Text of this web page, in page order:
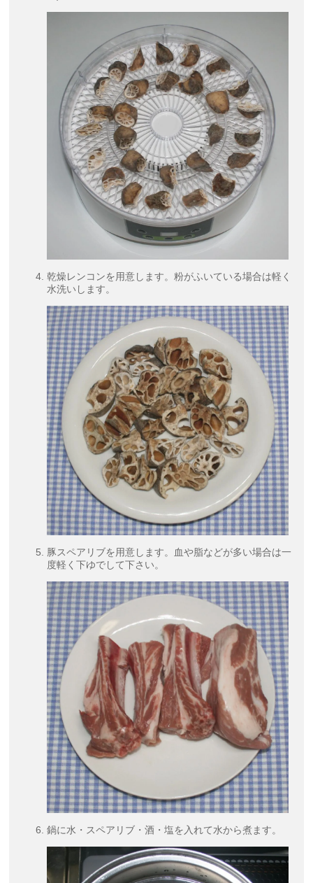
乾燥レンコンを用意します。粉がふいている場合は軽く
水洗いします。
豚スペアリブを用意します。血や脂などが多い場合は一
度軽く下ゆでして下さい。
鍋に水・スペアリブ・酒・塩を入れて水から煮ます。